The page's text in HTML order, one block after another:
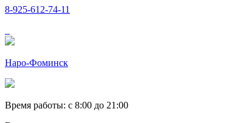
8-925-612-74-11
Наро-Фоминск
Время работы: c 8:00 до 21:00